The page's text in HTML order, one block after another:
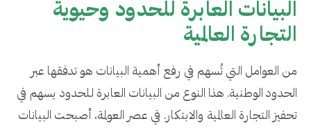
البيانات العابرة للحدود وحيوية
التجارة العالمية
من العوامل التي تُسهم في رفع أهمية البيانات هو تدفقها عبر
الحدود الوطنية. هذا النوع من البيانات العابرة للحدود يسهم في
تحفيز التجارة العالمية والابتكار. في عصر العولمة، أصبحت البيانات